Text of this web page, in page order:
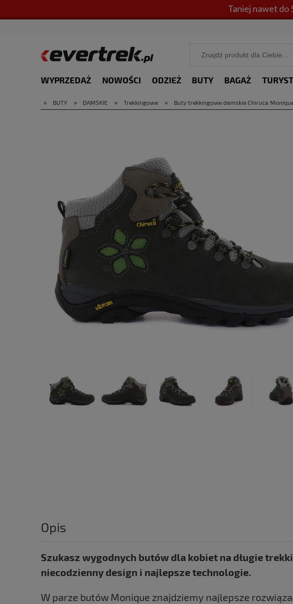
Taniej nawet do
WYPRZEDAŻ NOWOŚCI ODZIEŻ BUTY BAGAŻ
» BUTY » DAMSKIE » Trekkingowe » Buty trekkingowe damskie Chiruca
Opis
Szukasz wygodnych butów dla kobiet na długie
niecodzienny design i najlepsze technologie.
W parze butów Monique znajdziemy najlepsze